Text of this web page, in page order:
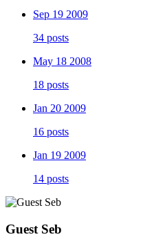
Sep 19 2009
34 posts
May 18 2008
18 posts
Jan 20 2009
16 posts
Jan 19 2009
14 posts
Guest Seb